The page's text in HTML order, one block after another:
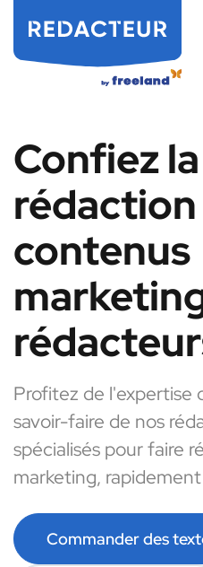
Confiez la
contenus
Profitez de l'expertise
savoir-faire de nos
spécialisés pour faire
marketing,
Commander des